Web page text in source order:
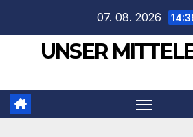
springen
07. 08. 2026
UNSER